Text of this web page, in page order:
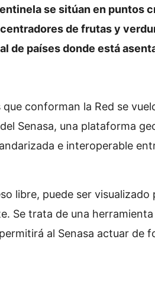
se sitúan en puntos
de frutas y
de países donde está
conforman la Red se
Senasa, una plataforma
e interoperable
libre, puede ser
Se trata de una
al Senasa actuar de